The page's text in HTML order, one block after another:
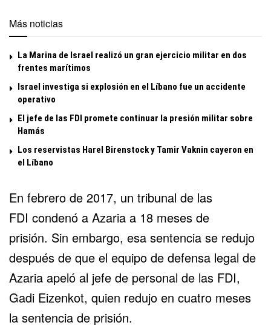
Más noticias
La Marina de Israel realizó un gran ejercicio militar en dos
frentes marítimos
Israel investiga si explosión en el Líbano fue un accidente
operativo
El jefe de las FDI promete continuar la presión militar sobre
Hamás
Los reservistas Harel Birenstock y Tamir Vaknin cayeron en
el Líbano
En febrero de 2017, un tribunal de las
FDI condenó a Azaria a 18 meses de
prisión. Sin embargo, esa sentencia se redujo
después de que el equipo de defensa legal de
Azaria apeló al jefe de personal de las FDI,
Gadi Eizenkot, quien redujo en cuatro meses
la sentencia de prisión.